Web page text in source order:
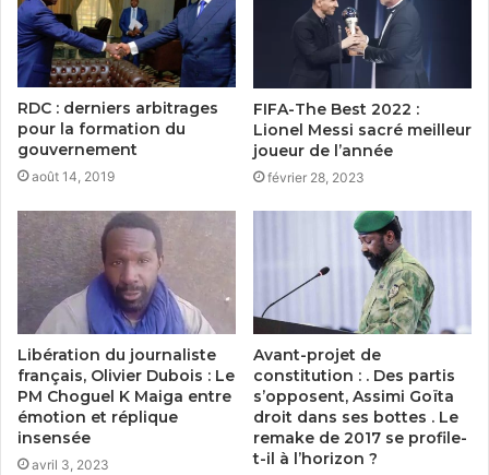
RDC : derniers arbitrages
pour la formation du
gouvernement
août 14, 2019
FIFA-The Best 2022 :
Lionel Messi sacré meilleur
joueur de l’année
février 28, 2023
Libération du journaliste
français, Olivier Dubois : Le
PM Choguel K Maiga entre
émotion et réplique
insensée
avril 3, 2023
Avant-projet de
constitution : . Des partis
s’opposent, Assimi Goïta
droit dans ses bottes . Le
remake de 2017 se profile-
t-il à l’horizon ?